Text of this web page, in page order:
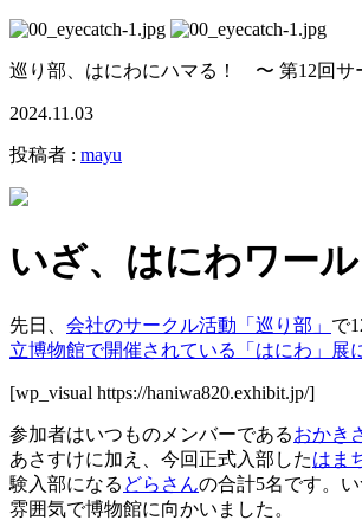
巡り部、はにわにハマる！ 〜 第12回サ
2024.11.03
投稿者 : mayu
いざ、はにわワール
先日、 会社のサークル活動「巡り部」 で
立博物館で開催されている「はにわ」展
[wp_visual https://haniwa820.exhibit.jp/]
参加者はいつものメンバーであるおかき
あさすけに加え、今回正式入部したはま
験入部になる どらさんの合計5名です。
雰囲気で博物館に向かいました。